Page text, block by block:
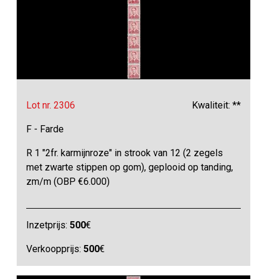
Lot nr. 2306 Kwaliteit: **
F - Farde
R 1 "2fr. karmijnroze" in strook van 12 (2 zegels
met zwarte stippen op gom), geplooid op tanding,
zm/m (OBP €6.000)
Inzetprijs:500€
Verkoopprijs:500€